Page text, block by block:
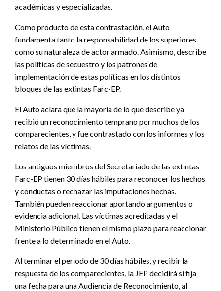
académicas y especializadas.
Como producto de esta contrastación, el Auto
fundamenta tanto la responsabilidad de los superiores
como su naturaleza de actor armado. Asimismo, describe
las políticas de secuestro y los patrones de
implementación de estas políticas en los distintos
bloques de las extintas Farc-EP.
El Auto aclara que la mayoría de lo que describe ya
recibió un reconocimiento temprano por muchos de los
comparecientes, y fue contrastado con los informes y los
relatos de las víctimas.
Los antiguos miembros del Secretariado de las extintas
Farc-EP tienen 30 días hábiles para reconocer los hechos
y conductas o rechazar las imputaciones hechas.
También pueden reaccionar aportando argumentos o
evidencia adicional. Las víctimas acreditadas y el
Ministerio Público tienen el mismo plazo para reaccionar
frente a lo determinado en el Auto.
Al terminar el periodo de 30 días hábiles, y recibir la
respuesta de los comparecientes, la JEP decidirá si fija
una fecha para una Audiencia de Reconocimiento, al